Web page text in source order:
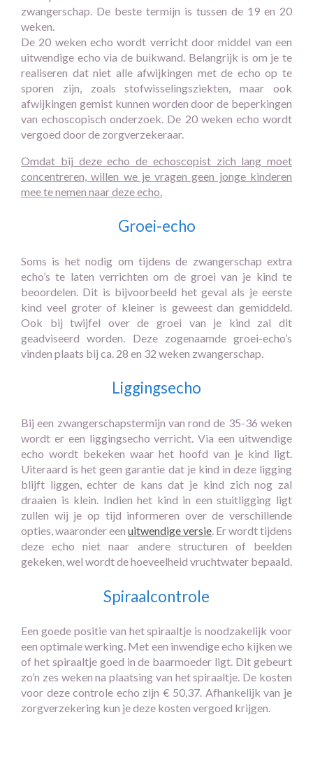
zwangerschap. De beste termijn is tussen de 19 en 20
weken.
De 20 weken echo wordt verricht door middel van een
uitwendige echo via de buikwand. Belangrijk is om je te
realiseren dat niet alle afwijkingen met de echo op te
sporen zijn, zoals stofwisselingsziekten, maar ook
afwijkingen gemist kunnen worden door de beperkingen
van echoscopisch onderzoek. De 20 weken echo wordt
vergoed door de zorgverzekeraar.
Omdat bij deze echo de echoscopist zich lang moet
concentreren, willen we je vragen geen jonge kinderen
mee te nemen naar deze echo.
Groei-echo
Soms is het nodig om tijdens de zwangerschap extra
echo’s te laten verrichten om de groei van je kind te
beoordelen. Dit is bijvoorbeeld het geval als je eerste
kind veel groter of kleiner is geweest dan gemiddeld.
Ook bij twijfel over de groei van je kind zal dit
geadviseerd worden. Deze zogenaamde groei-echo’s
vinden plaats bij ca. 28 en 32 weken zwangerschap.
Liggingsecho
Bij een zwangerschapstermijn van rond de 35-36 weken
wordt er een liggingsecho verricht. Via een uitwendige
echo wordt bekeken waar het hoofd van je kind ligt.
Uiteraard is het geen garantie dat je kind in deze ligging
blijft liggen, echter de kans dat je kind zich nog zal
draaien is klein. Indien het kind in een stuitligging ligt
zullen wij je op tijd informeren over de verschillende
opties, waaronder een uitwendige versie. Er wordt tijdens
deze echo niet naar andere structuren of beelden
gekeken, wel wordt de hoeveelheid vruchtwater bepaald.
Spiraalcontrole
Een goede positie van het spiraaltje is noodzakelijk voor
een optimale werking. Met een inwendige echo kijken we
of het spiraaltje goed in de baarmoeder ligt. Dit gebeurt
zo’n zes weken na plaatsing van het spiraaltje. De kosten
voor deze controle echo zijn € 50,37. Afhankelijk van je
zorgverzekering kun je deze kosten vergoed krijgen.